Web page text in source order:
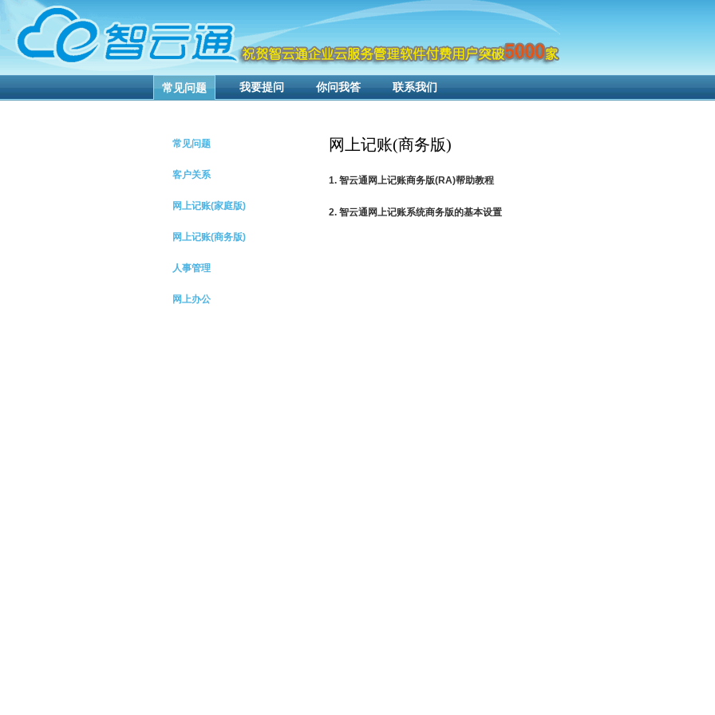
常见问题 我要提问 你问我答 联系我们
常见问题
客户关系
网上记账(家庭版)
网上记账(商务版)
人事管理
网上办公
网上记账(商务版)
1. 智云通网上记账商务版(RA)帮助教程
2. 智云通网上记账系统商务版的基本设置